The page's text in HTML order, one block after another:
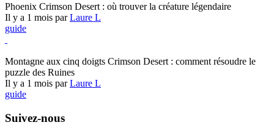
Phoenix Crimson Desert : où trouver la créature légendaire
Il y a 1 mois parLaure L
guide
Montagne aux cinq doigts Crimson Desert : comment résoudre le
puzzle des Ruines
Il y a 1 mois parLaure L
guide
Suivez-nous